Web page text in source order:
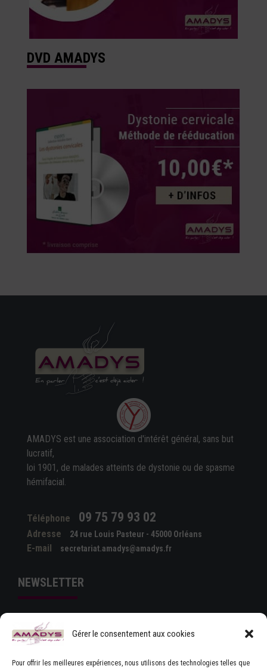
Gérer le consentement aux cookies
Pour offrir les meilleures expériences, nous utilisons des technologies telles que
DVD AMADYS
AMADYS est une association d'intérêt général, sans but
lucratif,
loi 1901, de malades atteints de dystonie ou de spasme
hémifacial.
Téléphone 09 75 79 93 02
Adresse 24 rue Louis Pasteur - 45000 Orléans
E-mail secretariat.amadys@amadys.fr
NEWSLETTER